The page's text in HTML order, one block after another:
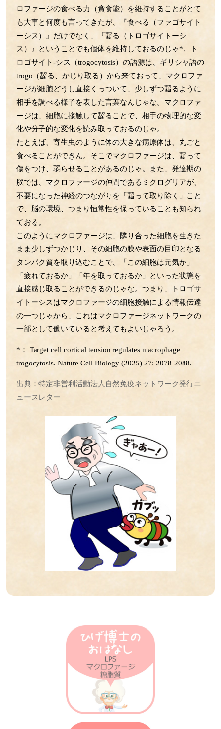
第59回 ﾏｸﾛﾌｧｰｼﾞはLPSﾏｯｻｰｼﾞがお好き
第58回 LPSによるﾏｸﾛﾌｧｰｼﾞの再教育の話
第57回 細菌のエクソソームの話
第56回 胎児の腸内細菌の話
第55回 LPSと乳酸菌の話
第54回 ｱﾎﾟﾄｰｼｽとﾏｸﾛﾌｧｰｼﾞの話
第53回 免疫組織に住む細菌の話
第52回 BCGとコロナの話
第50回 ウイルスの感染の話
第49回 ﾏｸﾛﾌｧｰｼﾞのLPS伝達すご技
第48回 野菜の話
第47回 Treg・Mregの話
第46回 腸の中のLPSの話
第45回 サーカディアンリズムの話
第44回 お酒とマイクログリアの話
第43回 LPS受容体TLR4の話
第42回 動脈硬化の話
第41回 心臓と腎臓の関係の話
第40回 小脳の話
第39回 肌とHSPの話
第38回 運動の話
第37回 傷の治りの話
第35回 脳の発達と腸内フローラの話
第34回 歯周病菌の話
第33回 抗生物質とアトピーの話
第32回 抗炎症の仕組みの話
第30回 食事と抗菌作用の話
第29回 抗生物質の話
第28回 ステロイドの話
第27回 高血圧の話
第26回 iPS細胞の話
第25回 受精卵の話
第24回 腸内細菌の話
第23回 神経細胞の話
第22回 アルツハイマーの話
第21回 発熱の話
第20回 がん免疫の話
第18回 乳酸菌との話
第16回 放射線の話
第15回 肝臓の話
第13回 抗菌物質の話
第11回 腸の話
第10回 骨粗しょう症の話
第9回 テロメアの話
ロファージの食べる力（貪食能）を維持することがとて
も大事と何度も言ってきたが、『食べる（ファゴサイト
ーシス）』だけでなく、『齧る（トロゴサイトーシ
ス）』ということでも個体を維持しておるのじゃ*。ト
ロゴサイト‐シス（trogocytosis）の語源は、ギリシャ語の
trogo（齧る、かじり取る）から来ておって、マクロファ
ージが細胞どうし直接くっついて、少しずつ齧るように
相手を調べる様子を表した言葉なんじゃな。マクロファ
ージは、細胞に接触して齧ることで、相手の物理的な変
化や分子的な変化を読み取っておるのじゃ。
たとえば、寄生虫のように体の大きな病原体は、丸ごと
食べることができん。そこでマクロファージは、齧って
傷をつけ、弱らせることがあるのじゃ。また、発達期の
脳では、マクロファージの仲間であるミクログリアが、
不要になった神経のつながりを「齧って取り除く」こと
で、脳の環境、つまり恒常性を保っていることも知られ
ておる。
このようにマクロファージは、隣り合った細胞を生きた
まま少しずつかじり、その細胞の膜や表面の目印となる
タンパク質を取り込むことで、「この細胞は元気か」
「疲れておるか」「年を取っておるか」といった状態を
直接感じ取ることができるのじゃな。つまり、トロゴサ
イトーシスはマクロファージの細胞接触による情報伝達
の一つじゃから、これはマクロファージネットワークの
一部として働いていると考えてもよいじゃろう。
*： Target cell cortical tension regulates macrophage
trogocytosis. Nature Cell Biology (2025) 27: 2078-2088.
出典：特定非営利活動法人自然免疫ネットワーク発行ニ
ュースレター